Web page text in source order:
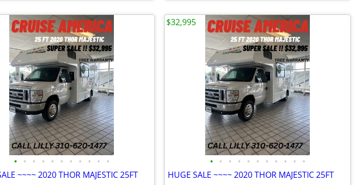
• • • • • • • • • • •
~~~~ 2020 THOR MAJESTIC 25FT
• • • • • • • • • • •
HUGE SALE ~~~~ 2020 THOR MAJESTIC 25FT
$32,995